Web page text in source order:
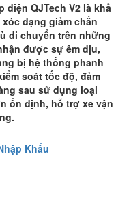
điện QJTech V2 là khả
dạng giảm chấn
di chuyển trên những
được sự êm dịu,
bị hệ thống phanh
soát tốc độ, đảm
sau sử dụng loại
ổn định, hỗ trợ xe vận
Khẩu